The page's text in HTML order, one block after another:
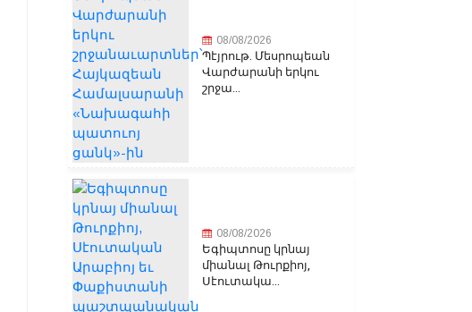
08/08/2026
Պէյրութ. Մեսրոպեան
Վարժարանի երկու
շրջա...
08/08/2026
Եգիպտոսը կրնայ
միանալ Թուրքիոյ,
Սէուտակա...